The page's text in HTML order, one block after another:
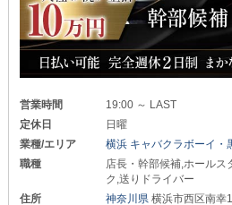
営業時間
19:00 ～ LAST
定休日
日曜
業種/エリア
横浜 キャバクラボーイ・
職種
店長・幹部候補,ホールス
ク,送りドライバー
住所
神奈川県横浜市西区南幸